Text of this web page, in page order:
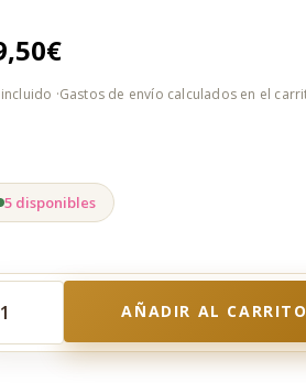
€
5 disponibles
AÑADIR AL CARRITO